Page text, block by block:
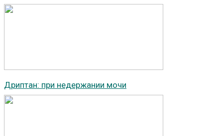
Дриптан: при недержании мочи